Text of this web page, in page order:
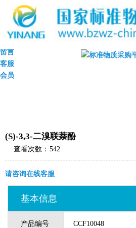
(S)-3,3-二溴联萘酚
查看次数： 542
请咨询在线客服
基本信息
产品编号 CCF10048
购物车
留言
客服
会员